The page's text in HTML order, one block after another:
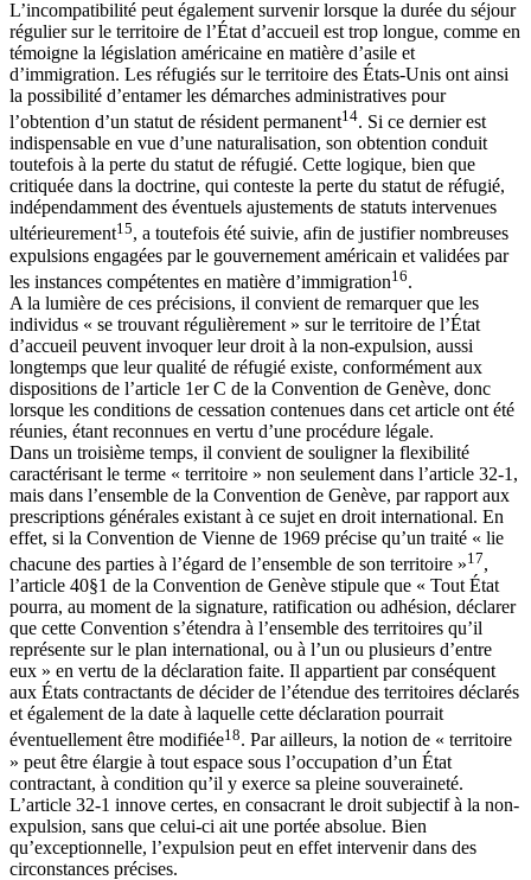
L’incompatibilité peut également survenir lorsque la durée du séjour
régulier sur le territoire de l’État d’accueil est trop longue, comme en
témoigne la législation américaine en matière d’asile et
d’immigration. Les réfugiés sur le territoire des États-Unis ont ainsi
la possibilité d’entamer les démarches administratives pour
l’obtention d’un statut de résident permanent14. Si ce dernier est
indispensable en vue d’une naturalisation, son obtention conduit
toutefois à la perte du statut de réfugié. Cette logique, bien que
critiquée dans la doctrine, qui conteste la perte du statut de réfugié,
indépendamment des éventuels ajustements de statuts intervenues
ultérieurement15, a toutefois été suivie, afin de justifier nombreuses
expulsions engagées par le gouvernement américain et validées par
les instances compétentes en matière d’immigration16.
A la lumière de ces précisions, il convient de remarquer que les
individus « se trouvant régulièrement » sur le territoire de l’État
d’accueil peuvent invoquer leur droit à la non-expulsion, aussi
longtemps que leur qualité de réfugié existe, conformément aux
dispositions de l’article 1er C de la Convention de Genève, donc
lorsque les conditions de cessation contenues dans cet article ont été
réunies, étant reconnues en vertu d’une procédure légale.
Dans un troisième temps, il convient de souligner la flexibilité
caractérisant le terme « territoire » non seulement dans l’article 32-1,
mais dans l’ensemble de la Convention de Genève, par rapport aux
prescriptions générales existant à ce sujet en droit international. En
effet, si la Convention de Vienne de 1969 précise qu’un traité « lie
chacune des parties à l’égard de l’ensemble de son territoire »17,
l’article 40§1 de la Convention de Genève stipule que « Tout État
pourra, au moment de la signature, ratification ou adhésion, déclarer
que cette Convention s’étendra à l’ensemble des territoires qu’il
représente sur le plan international, ou à l’un ou plusieurs d’entre
eux » en vertu de la déclaration faite. Il appartient par conséquent
aux États contractants de décider de l’étendue des territoires déclarés
et également de la date à laquelle cette déclaration pourrait
éventuellement être modifiée18. Par ailleurs, la notion de « territoire
» peut être élargie à tout espace sous l’occupation d’un État
contractant, à condition qu’il y exerce sa pleine souveraineté.
L’article 32-1 innove certes, en consacrant le droit subjectif à la non-
expulsion, sans que celui-ci ait une portée absolue. Bien
qu’exceptionnelle, l’expulsion peut en effet intervenir dans des
circonstances précises.